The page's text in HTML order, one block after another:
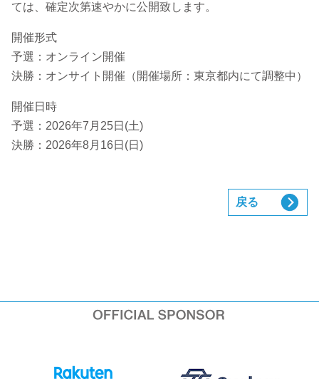
ては、確定次第速やかに公開致します。
開催形式
予選：オンライン開催
決勝：オンサイト開催（開催場所：東京都内にて調整中）
開催日時
予選：2026年7月25日(土)
決勝：2026年8月16日(日)
戻る